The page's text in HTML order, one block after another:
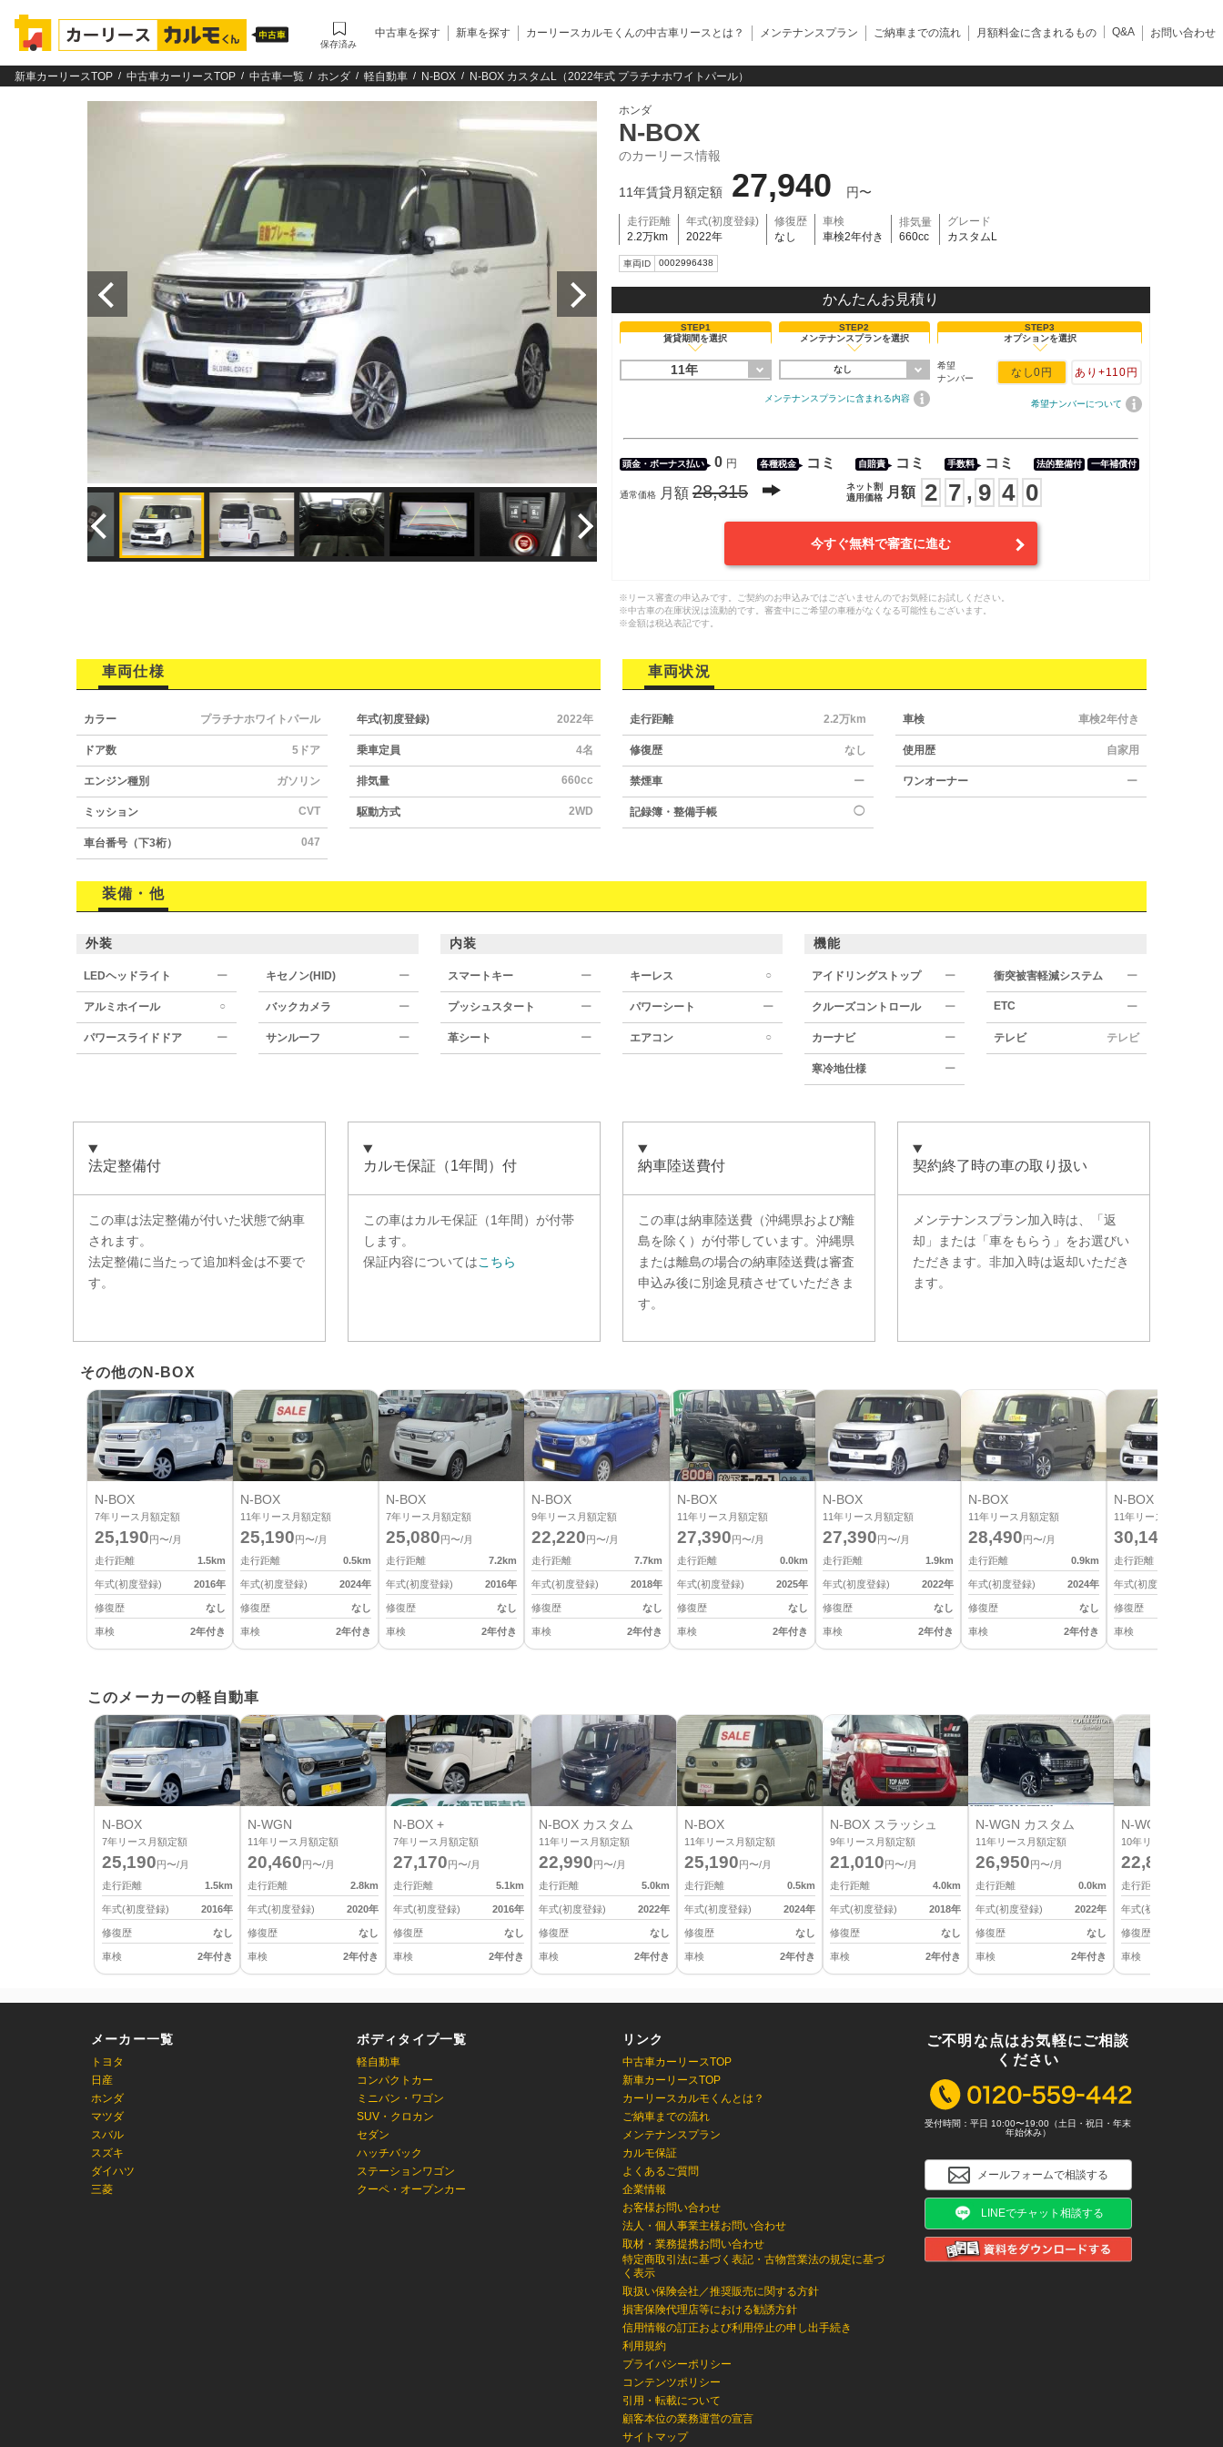
保存済み
中古車を探す 新車を探す カーリースカルモくんの中古車リースとは？ メンテナンスプラン ご納車までの流れ 月額料金に含まれるもの Q&A お問い合わせ
新車カーリースTOP 中古車カーリースTOP 中古車一覧 ホンダ 軽自動車 N-BOX N-BOX カスタムL（2022年式 プラチナホワイトパール）
ホンダ
N-BOX
のカーリース情報
11年賃貸月額定額 27,940 円〜
走行距離
2.2万km
年式(初度登録)
2022年
修復歴
なし
車検
車検2年付き
排気量
660cc
グレード
カスタムL
車両ID 0002996438
かんたんお見積り
STEP1
賃貸期間を選択
11年
STEP2
メンテナンスプランを選択
なし
メンテナンスプランに含まれる内容
STEP3
オプションを選択
希望
ナンバー
なし0円 あり +110円
希望ナンバーについて
頭金・ボーナス払い 0 円 各種税金 コミ 自賠責 コミ 手数料 コミ 法的整備付 一年補償付
通常価格 月額 28,315
ネット割
適用価格
月額 2 7 , 9 4 0
今すぐ無料で審査に進む
※リース審査の申込みです。ご契約のお申込みではございませんのでお気軽にお試しください。
※中古車の在庫状況は流動的です。審査中にご希望の車種がなくなる可能性もございます。
※金額は税込表記です。
車両仕様
カラー プラチナホワイトパール 年式(初度登録) 2022年
ドア数 5ドア 乗車定員 4名
エンジン種別 ガソリン 排気量 660cc
ミッション CVT 駆動方式 2WD
車台番号（下3桁） 047
車両状況
走行距離 2.2万km 車検 車検2年付き
修復歴 なし 使用歴 自家用
禁煙車 ー ワンオーナー ー
記録簿・整備手帳 ◯
装備・他
外装
LEDヘッドライト ー キセノン(HID) ー
アルミホイール ○ バックカメラ ー
パワースライドドア ー サンルーフ ー
内装
スマートキー ー キーレス ○
プッシュスタート ー パワーシート ー
革シート ー エアコン ○
機能
アイドリングストップ ー 衝突被害軽減システム ー
クルーズコントロール ー ETC ー
カーナビ ー テレビ テレビ
寒冷地仕様 ー
法定整備付
この車は法定整備が付いた状態で納車
されます。
法定整備に当たって追加料金は不要で
す。
カルモ保証（1年間）付
この車はカルモ保証（1年間） が付帯
します。
保証内容についてはこちら
納車陸送費付
この車は納車陸送費（沖縄県および離
島を除く）が付帯しています。沖縄県
または離島の場合の納車陸送費は審査
申込み後に別途見積させていただきま
す。
契約終了時の車の取り扱い
メンテナンスプラン加入時は、「返
却」または「車をもらう」をお選びい
ただきます。非加入時は返却いただき
ます。
その他のN-BOX
N-BOX
7年リース月額定額
25,190 円〜/月
走行距離
1.5km
年式(初度登録) 2016年
修復歴 なし
車検 2年付き
N-BOX
11年リース月額定額
25,190 円〜/月
走行距離
0.5km
年式(初度登録) 2024年
修復歴 なし
車検 2年付き
N-BOX
7年リース月額定額
25,080 円〜/月
走行距離
7.2km
年式(初度登録) 2016年
修復歴 なし
車検 2年付き
N-BOX
9年リース月額定額
22,220 円〜/月
走行距離
7.7km
年式(初度登録) 2018年
修復歴 なし
車検 2年付き
N-BOX
11年リース月額定額
27,390 円〜/月
走行距離
0.0km
年式(初度登録) 2025年
修復歴 なし
車検 2年付き
N-BOX
11年リース月額定額
27,390 円〜/月
走行距離
1.9km
年式(初度登録) 2022年
修復歴 なし
車検 2年付き
N-BOX
11年リース月額定額
28,490 円〜/月
走行距離
0.9km
年式(初度登録) 2024年
修復歴 なし
車検 2年付き
N-BOX
11年リース月額定額
30,140
走行距離
年式(初度登録)
修復歴
車検
このメーカーの軽自動車
N-BOX
7年リース月額定額
25,190 円〜/月
走行距離
1.5km
年式(初度登録) 2016年
修復歴 なし
車検 2年付き
N-WGN
11年リース月額定額
20,460 円〜/月
走行距離
2.8km
年式(初度登録) 2020年
修復歴 なし
車検 2年付き
N-BOX +
7年リース月額定額
27,170 円〜/月
走行距離
5.1km
年式(初度登録) 2016年
修復歴 なし
車検 2年付き
N-BOX カスタム
11年リース月額定額
22,990 円〜/月
走行距離
5.0km
年式(初度登録) 2022年
修復歴 なし
車検 2年付き
N-BOX
11年リース月額定額
25,190 円〜/月
走行距離
0.5km
年式(初度登録) 2024年
修復歴 なし
車検 2年付き
N-BOX スラッシュ
9年リース月額定額
21,010 円〜/月
走行距離
4.0km
年式(初度登録) 2018年
修復歴 なし
車検 2年付き
N-WGN カスタム
11年リース月額定額
26,950 円〜/月
走行距離
0.0km
年式(初度登録) 2022年
修復歴 なし
車検 2年付き
N-WGN
10年リース月額定額
22,880
走行距離
年式(初度登録)
修復歴
車検
メーカー一覧
トヨタ
日産
ホンダ
マツダ
スバル
スズキ
ダイハツ
三菱
ボディタイプ一覧
軽自動車
コンパクトカー
ミニバン・ワゴン
SUV・クロカン
セダン
ハッチバック
ステーションワゴン
クーペ・オープンカー
リンク
中古車カーリースTOP
新車カーリースTOP
カーリースカルモくんとは？
ご納車までの流れ
メンテナンスプラン
カルモ保証
よくあるご質問
企業情報
お客様お問い合わせ
法人・個人事業主様お問い合わせ
取材・業務提携お問い合わせ
特定商取引法に基づく表記・古物営業法の規定に基づ
く表示
取扱い保険会社／推奨販売に関する方針
損害保険代理店等における勧誘方針
信用情報の訂正および利用停止の申し出手続き
利用規約
プライバシーポリシー
コンテンツポリシー
引用・転載について
顧客本位の業務運営の宣言
サイトマップ
ご不明な点はお気軽にご相談
ください
受付時間：平日 10:00〜19:00（土日・祝日・年末
年始休み）
メールフォームで相談する
LINEでチャット相談する